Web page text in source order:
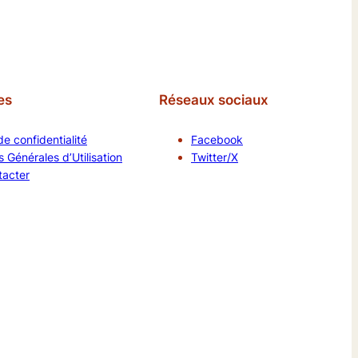
confidentialité
Générales d’Utilisation
Réseaux sociaux
Facebook
Twitter/X